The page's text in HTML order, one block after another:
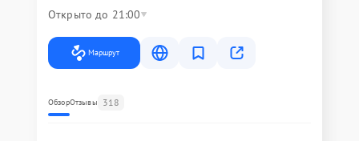
Открыто до 21:00
Маршрут
ОбзорОтзывы 318